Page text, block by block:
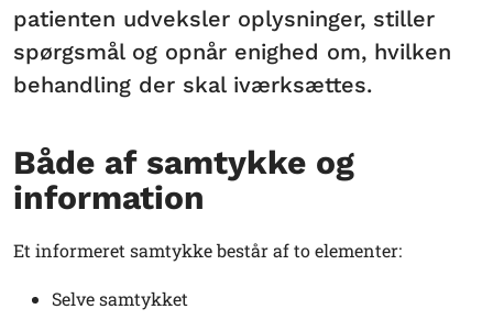
patienten udveksler oplysninger, stiller
spørgsmål og opnår enighed om, hvilken
behandling der skal iværksættes.
Både af samtykke og
information
Et informeret samtykke består af to elementer:
Selve samtykket